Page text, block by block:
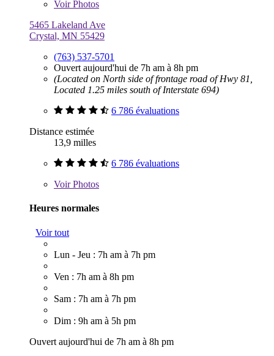
VoirPhotos
5465 Lakeland Ave
Crystal, MN 55429
(763) 537-5701
Ouvert aujourd'hui de 7h am à 8h pm
(Located on North side of frontage road of Hwy 81,
Located 1.25 miles south of Interstate 694)
6 786 évaluations
Distance estimée
13,9 milles
6 786 évaluations
VoirPhotos
Heures normales
Voir tout
Lun - Jeu : 7h am à 7h pm
Ven : 7h am à 8h pm
Sam : 7h am à 7h pm
Dim : 9h am à 5h pm
Ouvert aujourd'hui de 7h am à 8h pm